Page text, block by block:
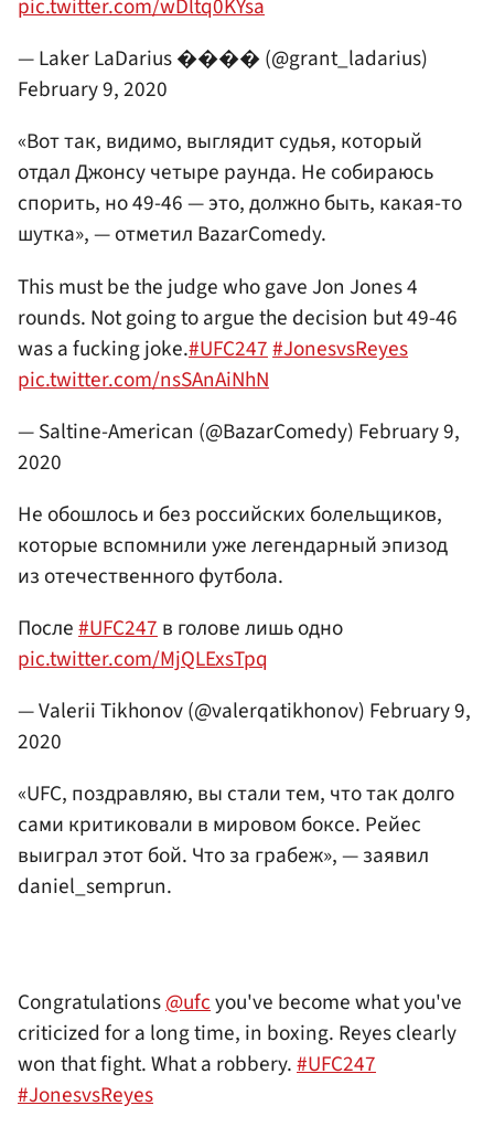
pic.twitter.com/wDltq0KYsa
— Laker LaDarius ���� (@grant_ladarius)
February 9, 2020
«Вот так, видимо, выглядит судья, который
отдал Джонсу четыре раунда. Не собираюсь
спорить, но 49-46 — это, должно быть, какая-то
шутка», — отметил BazarComedy.
This must be the judge who gave Jon Jones 4
rounds. Not going to argue the decision but 49-46
was a fucking joke.#UFC247#JonesvsReyes
pic.twitter.com/nsSAnAiNhN
— Saltine-American (@BazarComedy) February 9,
2020
Не обошлось и без российских болельщиков,
которые вспомнили уже легендарный эпизод
из отечественного футбола.
После#UFC247в голове лишь одно
pic.twitter.com/MjQLExsTpq
— Valerii Tikhonov (@valerqatikhonov) February 9,
2020
«UFC, поздравляю, вы стали тем, что так долго
сами критиковали в мировом боксе. Рейес
выиграл этот бой. Что за грабеж», — заявил
daniel_semprun.
Congratulations@ufcyou've become what you've
criticized for a long time, in boxing. Reyes clearly
won that fight. What a robbery.#UFC247
#JonesvsReyes